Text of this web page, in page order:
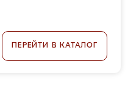
ПЕРЕЙТИ В КАТАЛОГ